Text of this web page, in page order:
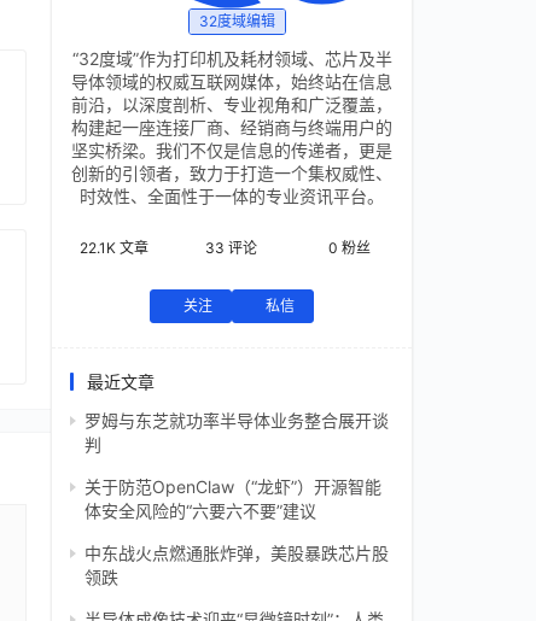
32度域编辑
“32度域”作为打印机及耗材领域、芯片及半
导体领域的权威互联网媒体，始终站在信息
前沿，以深度剖析、专业视角和广泛覆盖，
构建起一座连接厂商、经销商与终端用户的
坚实桥梁。我们不仅是信息的传递者，更是
创新的引领者，致力于打造一个集权威性、
时效性、全面性于一体的专业资讯平台。
22.1K 文章 33 评论 0 粉丝
关注 私信
最近文章
罗姆与东芝就功率半导体业务整合展开谈
判
关于防范OpenClaw（“龙虾”）开源智能
体安全风险的“六要六不要”建议
中东战火点燃通胀炸弹，美股暴跌芯片股
领跌